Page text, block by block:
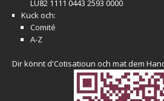
LU82 1111 0443 2593 0000
Kuck och:
Comité
A-Z
Dir könnt d'Cotisatioun och mat dem